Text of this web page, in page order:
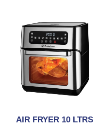
AIR FRYER 10 LTRS